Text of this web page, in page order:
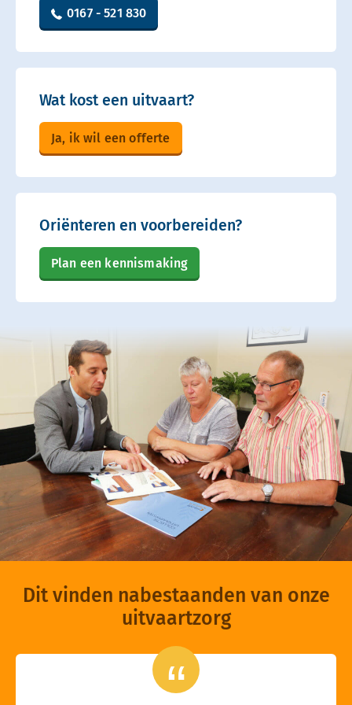
0167 - 521 830
Wat kost een uitvaart?
Ja, ik wil een offerte
Oriënteren en voorbereiden?
Plan een kennismaking
Dit vinden nabestaanden van onze
uitvaartzorg